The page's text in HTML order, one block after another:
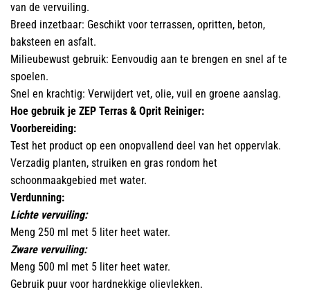
van de vervuiling.
Breed inzetbaar: Geschikt voor terrassen, opritten, beton,
baksteen en asfalt.
Milieubewust gebruik: Eenvoudig aan te brengen en snel af te
spoelen.
Snel en krachtig: Verwijdert vet, olie, vuil en groene aanslag.
Hoe gebruik je ZEP Terras & Oprit Reiniger:
Voorbereiding:
Test het product op een onopvallend deel van het oppervlak.
Verzadig planten, struiken en gras rondom het
schoonmaakgebied met water.
Verdunning:
Lichte vervuiling:
Meng 250 ml met 5 liter heet water.
Zware vervuiling:
Meng 500 ml met 5 liter heet water.
Gebruik puur voor hardnekkige olievlekken.